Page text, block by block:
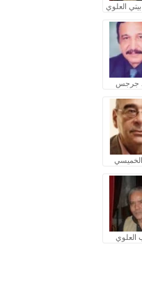
العلوي
جرجس
العلوي